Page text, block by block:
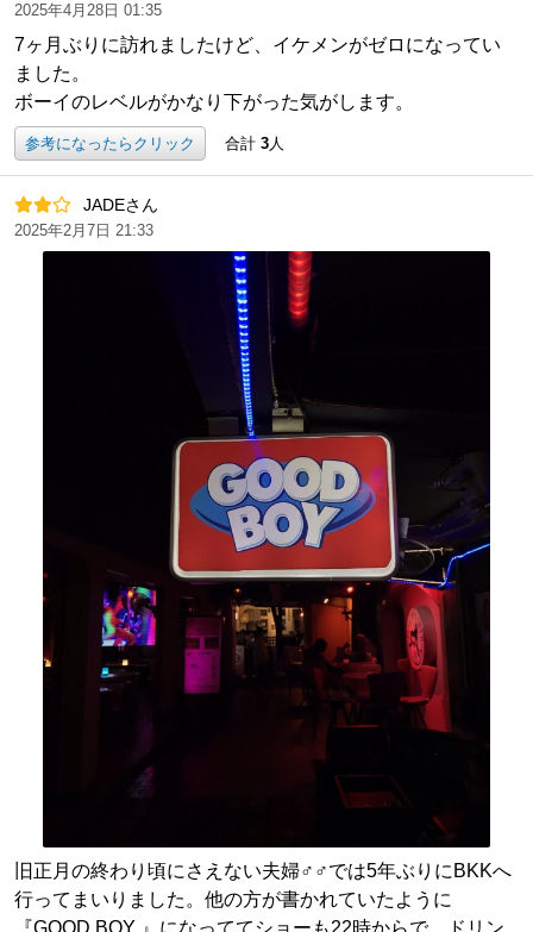
2025年4月28日 01:35
7ヶ月ぶりに訪れましたけど、イケメンがゼロになってい
ました。
ボーイのレベルがかなり下がった気がします。
参考になったらクリック 合計 3人
JADEさん
2025年2月7日 21:33
旧正月の終わり頃にさえない夫婦♂♂では5年ぶりにBKKへ
行ってまいりました。他の方が書かれていたように